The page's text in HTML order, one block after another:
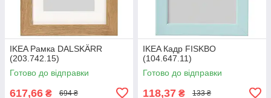
IKEA Рамка DALSKÄRR
(203.742.15)
Готово до відправки
617,66 ₴ 694 ₴
IKEA Кадр FISKBO
(104.647.11)
Готово до відправки
118,37 ₴ 133 ₴